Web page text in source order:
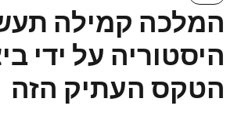
המלכה קמילה
היסטוריה על ידי
הטקס העתיק הזה